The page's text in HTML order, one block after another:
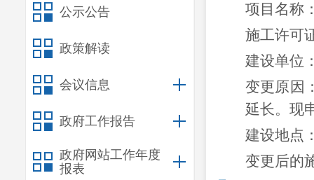
公示公告
政策解读
会议信息
政府工作报告
政府网站工作年度
报表
项目名称
施工许可
建设单位
变更原因
延长。现
建设地点
变更后的